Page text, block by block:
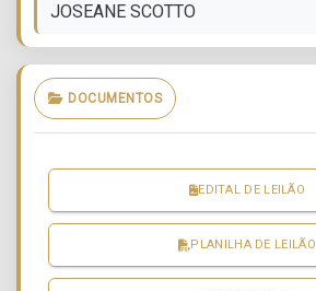
JOSEANE SCOTTO
DOCUMENTOS
EDITAL DE LEILÃO
PLANILHA DE LEILÃO